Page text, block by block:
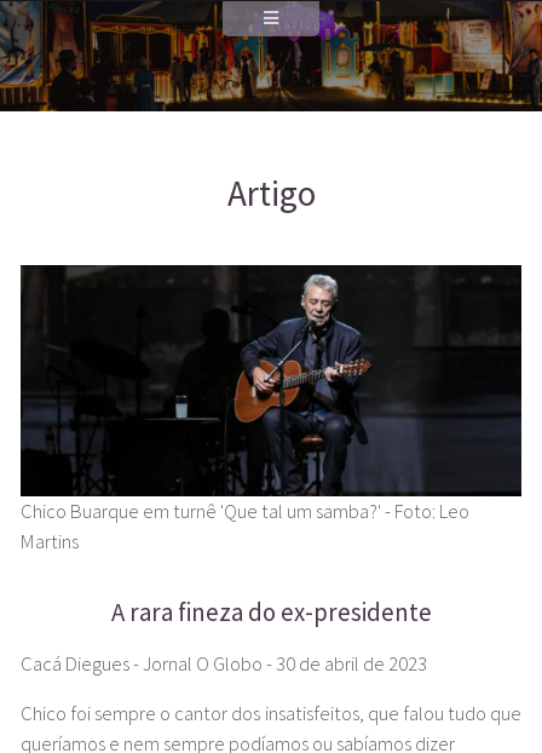
Artigo
Chico Buarque em turnê 'Que tal um samba?' - Foto: Leo
Martins
A rara fineza do ex-presidente
Cacá Diegues - Jornal O Globo - 30 de abril de 2023
Chico foi sempre o cantor dos insatisfeitos, que falou tudo que
queríamos e nem sempre podíamos ou sabíamos dizer